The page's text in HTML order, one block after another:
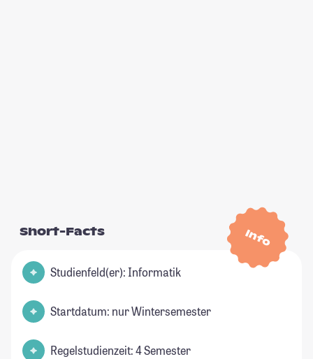
Info
Short-Facts
Studienfeld(er): Informatik
Startdatum: nur Wintersemester
Regelstudienzeit: 4 Semester